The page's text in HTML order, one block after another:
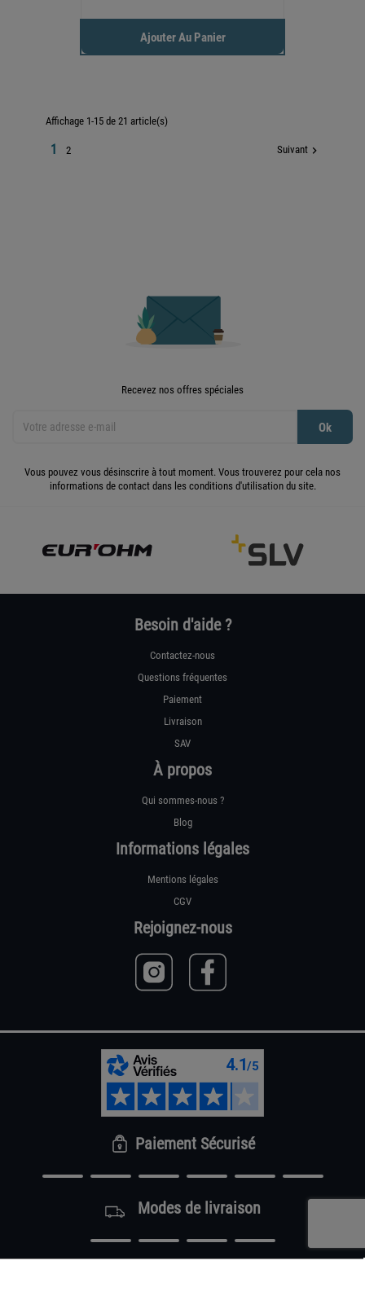
Ajouter Au Panier
Affichage 1-15 de 21 article(s)
1 2 Suivant 
Recevez nos offres spéciales
Vous pouvez vous désinscrire à tout moment. Vous trouverez pour cela nos
informations de contact dans les conditions d'utilisation du site.
Besoin d'aide ?
Contactez-nous
Questions fréquentes
Paiement
Livraison
SAV
À propos
Qui sommes-nous ?
Blog
Informations légales
Mentions légales
CGV
Rejoignez-nous
Paiement Sécurisé
Modes de livraison